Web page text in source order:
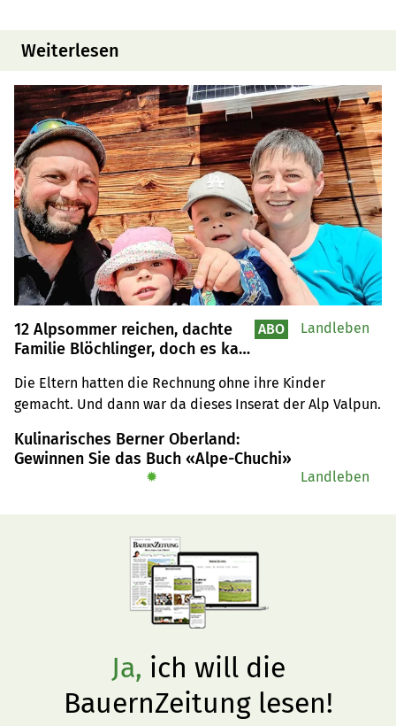
Weiterlesen
12 Alpsommer reichen, dachte
Familie Blöchlinger, doch es kam
Die Eltern hatten die Rechnung ohne ihre Kinder
gemacht. Und dann war da dieses Inserat der Alp Valpun.
ABO Landleben
Kulinarisches Berner Oberland:
Gewinnen Sie das Buch «Alpe-Chuchi»
✹ Landleben
Ja, ich will die
BauernZeitung lesen!